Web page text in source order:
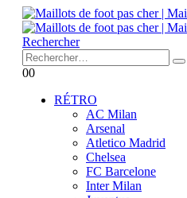
Rechercher
00
RÉTRO
AC Milan
Arsenal
Atletico Madrid
Chelsea
FC Barcelone
Inter Milan